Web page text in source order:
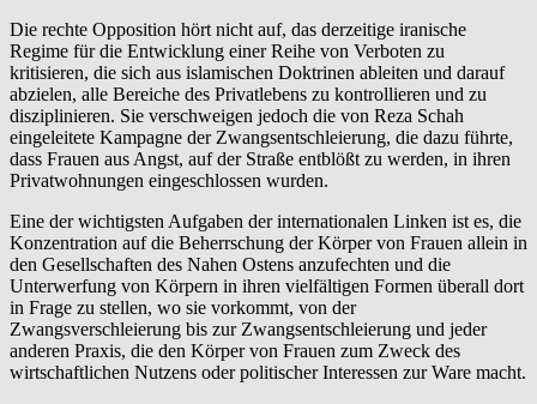
Die rechte Opposition hört nicht auf, das derzeitige iranische
Regime für die Entwicklung einer Reihe von Verboten zu
kritisieren, die sich aus islamischen Doktrinen ableiten und darauf
abzielen, alle Bereiche des Privatlebens zu kontrollieren und zu
disziplinieren. Sie verschweigen jedoch die von Reza Schah
eingeleitete Kampagne der Zwangsentschleierung, die dazu führte,
dass Frauen aus Angst, auf der Straße entblößt zu werden, in ihren
Privatwohnungen eingeschlossen wurden.
Eine der wichtigsten Aufgaben der internationalen Linken ist es, die
Konzentration auf die Beherrschung der Körper von Frauen allein in
den Gesellschaften des Nahen Ostens anzufechten und die
Unterwerfung von Körpern in ihren vielfältigen Formen überall dort
in Frage zu stellen, wo sie vorkommt, von der
Zwangsverschleierung bis zur Zwangsentschleierung und jeder
anderen Praxis, die den Körper von Frauen zum Zweck des
wirtschaftlichen Nutzens oder politischer Interessen zur Ware macht.